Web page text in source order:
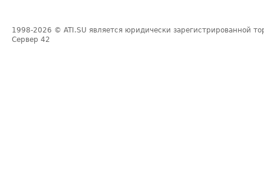
1998-2026 © ATI.SU является юридически зарегистрированной
Сервер 42